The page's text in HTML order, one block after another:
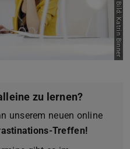
Bild: Katrin Binner
zu lernen?
unserem neuen online
Treffen!